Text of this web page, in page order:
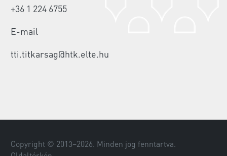
+36 1 224 6755
E-mail
tti.titkarsag@htk.elte.hu
Copyright © 2013–2026. Minden jog fenntartva.